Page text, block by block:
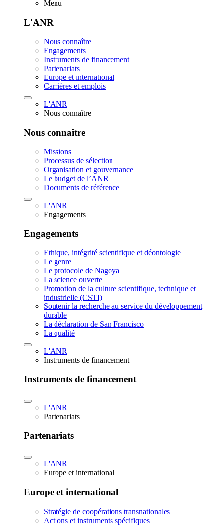
Menu
L'ANR
Nous connaître
Engagements
Instruments de financement
Partenariats
Europe et international
Carrières et emplois
L'ANR
Nous connaître
Nous connaître
Missions
Processus de sélection
Organisation et gouvernance
Le budget de l’ANR
Documents de référence
L'ANR
Engagements
Engagements
Ethique, intégrité scientifique et déontologie
Le genre
Le protocole de Nagoya
La science ouverte
Promotion de la culture scientifique, technique et
industrielle (CSTI)
Soutenir la recherche au service du développement
durable
La déclaration de San Francisco
La qualité
L'ANR
Instruments de financement
Instruments de financement
L'ANR
Partenariats
Partenariats
L'ANR
Europe et international
Europe et international
Stratégie de coopérations transnationales
Actions et instruments spécifiques